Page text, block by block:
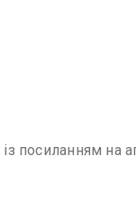
із посиланням на